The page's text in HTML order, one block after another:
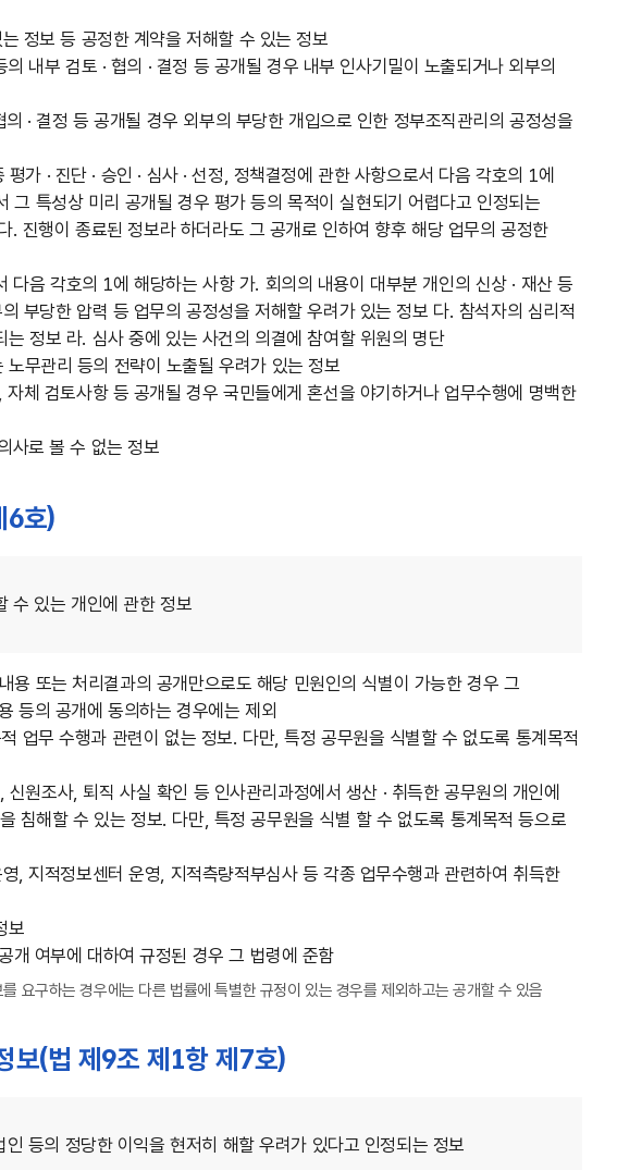
정보 등 공정한 계약을 저해할 수 있는 정보
내부 검토 · 협의 · 결정 등 공개될 경우 내부 인사기밀이 노출되거나 외부의
· 결정 등 공개될 경우 외부의 부당한 개입으로 인한 정부조직관리의 공정성을
가 · 진단 · 승인 · 심사 · 선정, 정책결정에 관한 사항으로서 다음 각호의 1에
그 특성상 미리 공개될 경우 평가 등의 목적이 실현되기 어렵다고 인정되는
진행이 종료된 정보라 하더라도 그 공개로 인하여 향후 해당 업무의 공정한
다음 각호의 1에 해당하는 사항 가. 회의의 내용이 대부분 개인의 신상 · 재산 등
부당한 압력 등 업무의 공정성을 저해할 우려가 있는 정보 다. 참석자의 심리적
정보 라. 심사 중에 있는 사건의 의결에 참여할 위원의 명단
무관리 등의 전략이 노출될 우려가 있는 정보
체 검토사항 등 공개될 경우 국민들에게 혼선을 야기하거나 업무수행에 명백한
사로 볼 수 없는 정보
6호)
수 있는 개인에 관한 정보
용 또는 처리결과의 공개만으로도 해당 민원인의 식별이 가능한 경우 그
등의 공개에 동의하는 경우에는 제외
업무 수행과 관련이 없는 정보. 다만, 특정 공무원을 식별할 수 없도록 통계목적
원조사, 퇴직 사실 확인 등 인사관리과정에서 생산 · 취득한 공무원의 개인에
침해할 수 있는 정보. 다만, 특정 공무원을 식별 할 수 없도록 통계목적 등으로
, 지적정보센터 운영, 지적측량적부심사 등 각종 업무수행과 관련하여 취득한
보
개 여부에 대하여 규정된 경우 그 법령에 준함
요구하는 경우에는 다른 법률에 특별한 규정이 있는 경우를 제외하고는 공개할 수 있음
보(법 제9조 제1항 제7호)
등의 정당한 이익을 현저히 해할 우려가 있다고 인정되는 정보